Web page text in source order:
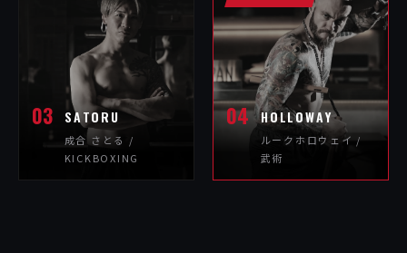
03 SATORU
成合 さとる /
KICKBOXING
04 HOLLOWAY
ルークホロウェイ /
武術